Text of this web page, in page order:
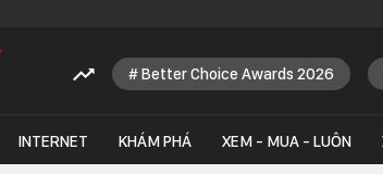
Better Choice Awards 2026
INTERNET KHÁM PHÁ XEM - MUA - LUÔN